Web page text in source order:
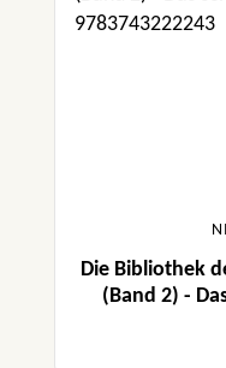
Die Bibliothek
(Band 2) -